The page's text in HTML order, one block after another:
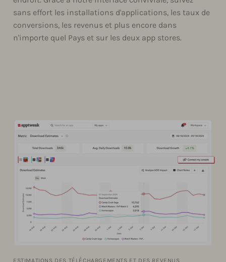
sans effort les installations d'applications, les taux de
conversions, les revenus et plus encore dans
n'importe quel Pays et sur les deux app stores.